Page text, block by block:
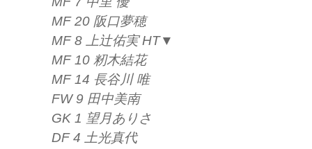
MF 20 阪口夢穂
MF 8 上辻佑実 HT▼
MF 10 籾木結花
MF 14 長谷川 唯
FW 9 田中美南
GK 1 望月ありさ
DF 4 土光真代